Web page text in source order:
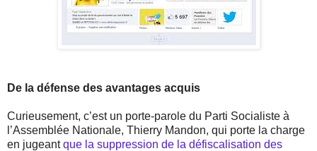
De la défense des avantages acquis
Curieusement, c’est un porte-parole du Parti Socialiste à
l’Assemblée Nationale, Thierry Mandon, qui porte la charge
en jugeantque la suppression de la défiscalisation des